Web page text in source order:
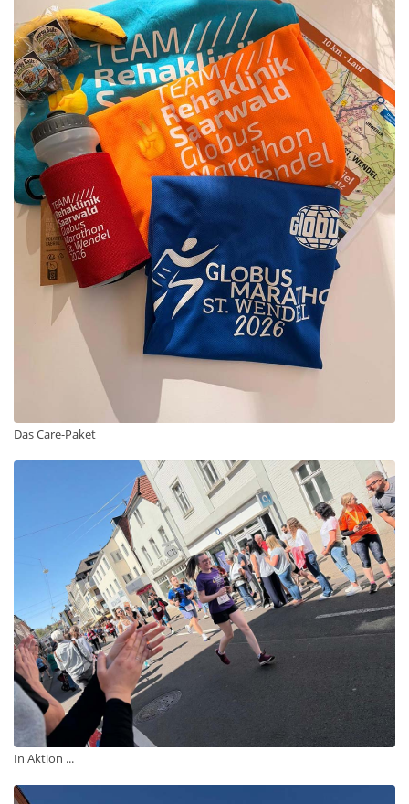
Das Care-Paket
In Aktion ...